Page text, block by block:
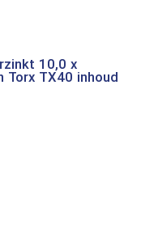
10,0 x
Torx TX40 inhoud